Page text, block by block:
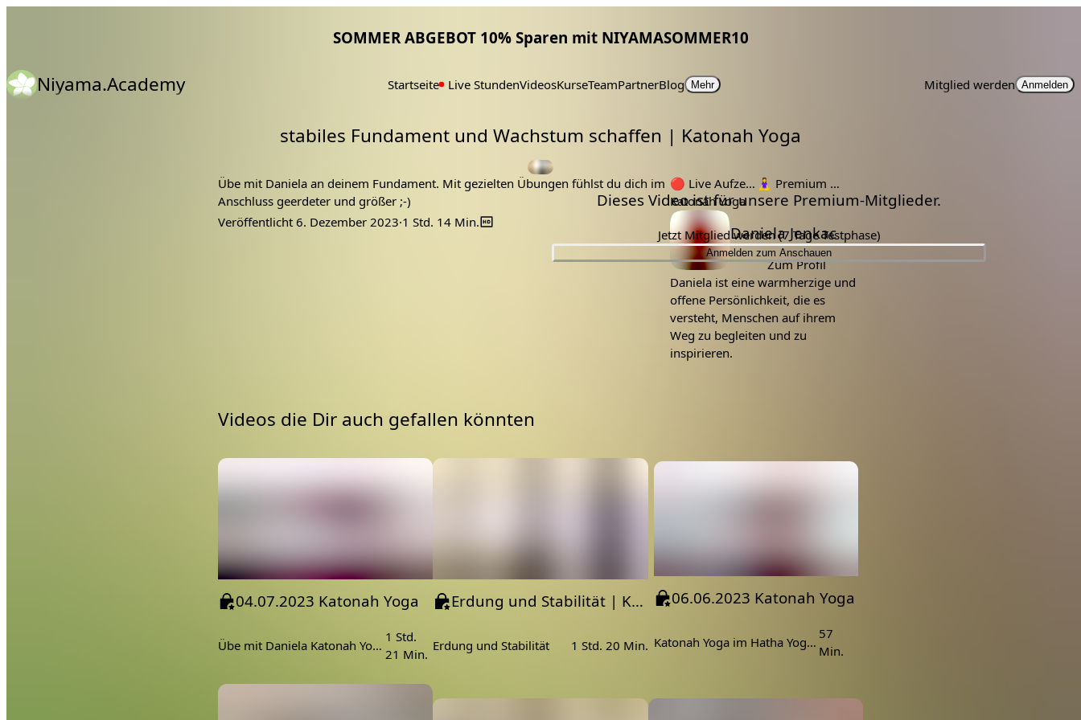
SOMMER ABGEBOT 10% Sparen mit NIYAMASOMMER10
Niyama.Academy Startseite Live StundenVideosKurseTeamPartnerBlog Mehr Mitglied werden Anmelden
stabiles Fundament und Wachstum schaffen | Katonah Yoga
Dieses Video ist für unsere Premium-Mitglieder.
Jetzt Mitglied werden (7 Tage Testphase)
Anmelden zum Anschauen
Übe mit Daniela an deinem Fundament. Mit gezielten Übungen fühlst du dich im
Anschluss geerdeter und größer ;-)
Veröffentlicht 6. Dezember 2023·1 Std. 14 Min.
Tags:
🔴 Live Aufzeichnung 🧘‍♀️ Premium Mitglieder
Katonah Yoga
erdung
funament
katonah
stabilitöät
stärke
Lehrer:
Daniela Jenkac
Zum Profil
Daniela ist eine warmherzige und
offene Persönlichkeit, die es
versteht, Menschen auf ihrem
Weg zu begleiten und zu
inspirieren.
Videos die Dir auch gefallen könnten
04.07.2023 Katonah Yoga
Übe mit Daniela Katonah Yoga im Hatha Yoga Stil
1 Std.
21 Min.
Erdung und Stabilität | Katonah Yoga mit Daniela
Erdung und Stabilität 1 Std. 20 Min.
06.06.2023 Katonah Yoga
Katonah Yoga im Hatha Yoga Stil
57
Min.